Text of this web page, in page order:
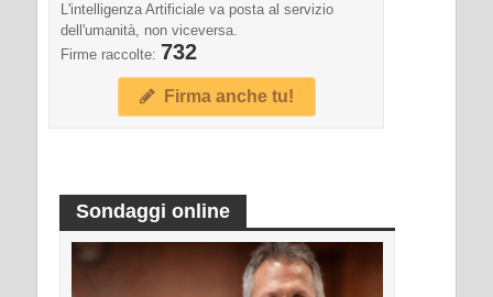
L'intelligenza Artificiale va posta al servizio
dell'umanità, non viceversa.
Firme raccolte: 732
Firma anche tu!
Sondaggi online